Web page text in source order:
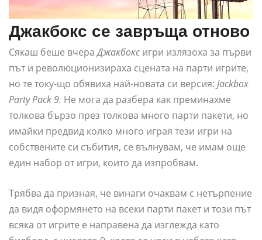
Джакбокс се завръща отново
Сякаш беше вчераДжакбокс игри излязоха за първи
път и революционизираха сцената на парти игрите,
но те току-що обявиха най-новата си версия: Jackbox
Party Pack 9. Не мога да разбера как преминахме
толкова бързо през толкова много парти пакети, но
имайки предвид колко много играя тези игри на
собствените си събития, се вълнувам, че имам още
един набор от игри, които да изпробвам.
Трябва да призная, че винаги очаквам с нетърпение
да видя оформянето на всеки парти пакет и този път
всяка от игрите е направена да изглежда като